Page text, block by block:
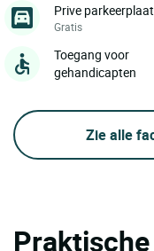
Prive
Gratis
Toegang voor
gehandicapten
Zie alle